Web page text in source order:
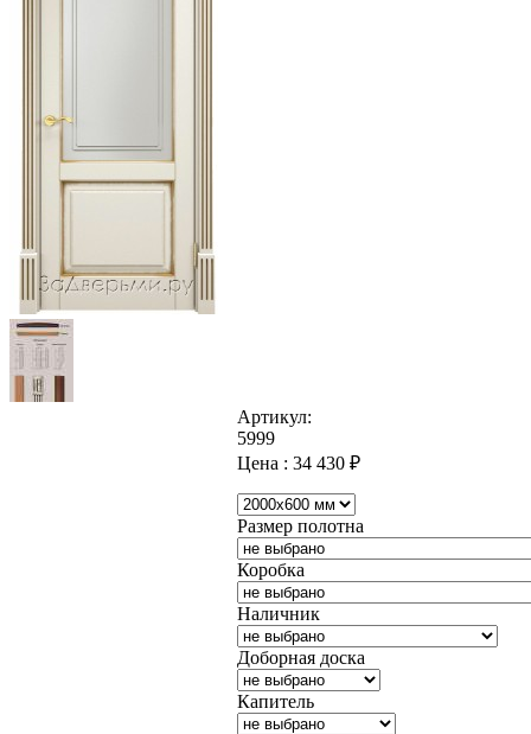
Артикул:
5999
Цена : 34 430 ₽
Размер полотна
Коробка
Наличник
Доборная доска
Капитель